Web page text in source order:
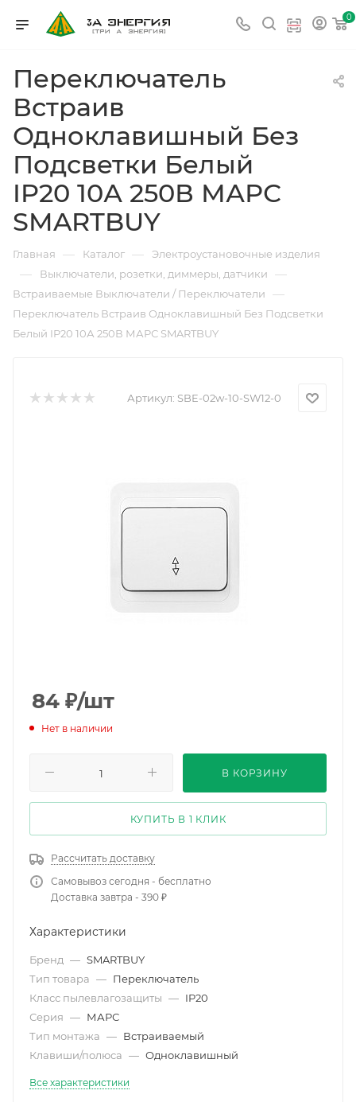
0
Переключатель
Встраив
Одноклавишный Без
Подсветки Белый
IP20 10А 250В МАРС
SMARTBUY
Главная — Каталог — Электроустановочные изделия
— Выключатели, розетки, диммеры, датчики —
Встраиваемые Выключатели / Переключатели —
Переключатель Встраив Одноклавишный Без Подсветки
Белый IP20 10А 250В МАРС SMARTBUY
Артикул: SBE-02w-10-SW12-0
84 ₽/шт
Нет в наличии
В КОРЗИНУ
КУПИТЬ В 1 КЛИК
Рассчитать доставку
Самовывоз сегодня - бесплатно
Доставка завтра - 390 ₽
Характеристики
Бренд — SMARTBUY
Тип товара — Переключатель
Класс пылевлагозащиты — IP20
Серия — МАРС
Тип монтажа — Встраиваемый
Клавиши/полюса — Одноклавишный
Все характеристики